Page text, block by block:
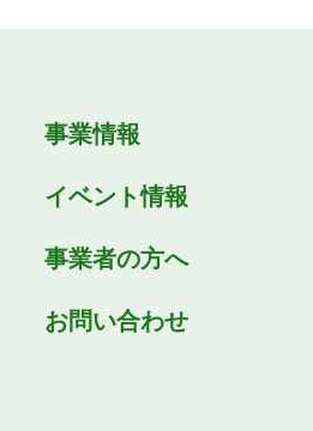
事業情報
イベント情報
事業者の方へ
お問い合わせ